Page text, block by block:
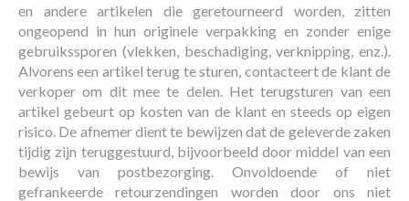
en andere artikelen die geretourneerd worden, zitten
ongeopend in hun originele verpakking en zonder enige
gebruikssporen (vlekken, beschadiging, verknipping, enz.).
Alvorens een artikel terug te sturen, contacteert de klant de
verkoper om dit mee te delen. Het terugsturen van een
artikel gebeurt op kosten van de klant en steeds op eigen
risico. De afnemer dient te bewijzen dat de geleverde zaken
tijdig zijn teruggestuurd, bijvoorbeeld door middel van een
bewijs van postbezorging. Onvoldoende of niet
gefrankeerde retourzendingen worden door ons niet